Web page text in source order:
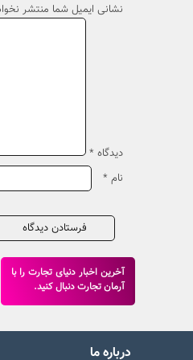
نشانی ایمیل شما منتشر
دیدگاه *
نام *
آخرین اخبار دنیای تجارت را با
آرمان تجارت دنبال کنید.
درباره ما